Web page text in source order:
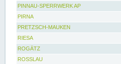
PINNAU-SPERRWERK AP
PIRNA
PRETZSCH-MAUKEN
RIESA
ROGÄTZ
ROSSLAU